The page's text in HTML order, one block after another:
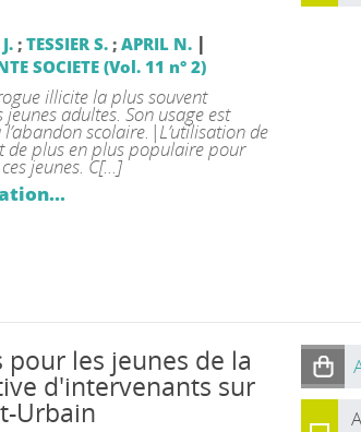
; TESSIER S.; APRIL N. |
SOCIETE (Vol. 11 n° 2)
illicite la plus souvent
adultes. Son usage est
l’abandon scolaire.|L’utilisation de
de plus en plus populaire pour
jeunes. C[...]
pour les jeunes de la
d'intervenants sur
Urbain